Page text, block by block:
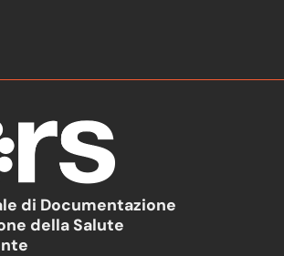
di Documentazione
della Salute